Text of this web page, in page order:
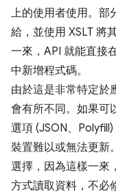
上的使用者使用。部
給，並使用 XSLT 將
一來，API 就能直接
中新增程式碼。
由於這是非常特定於
會有所不同。如果可
選項 (JSON、
裝置難以或無法更新
選擇，因為這樣一來
方式讀取資料，不必